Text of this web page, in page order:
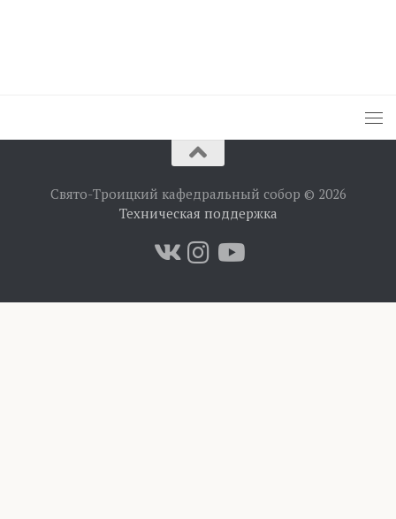
Свято-Троицкий кафедральный собор © 2026
Техническая поддержка